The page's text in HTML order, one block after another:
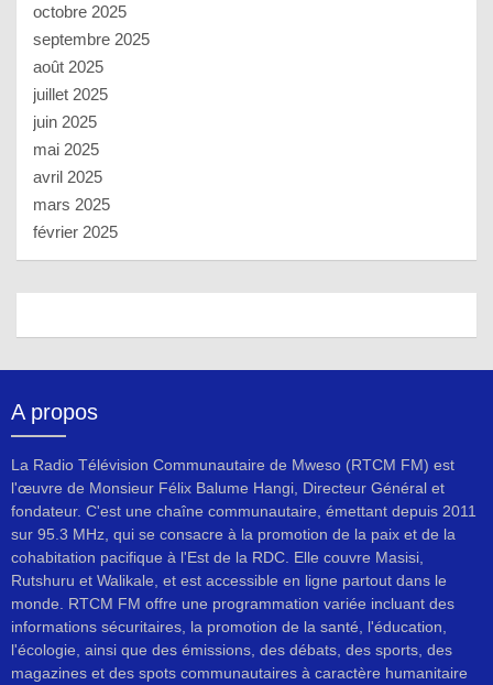
octobre 2025
septembre 2025
août 2025
juillet 2025
juin 2025
mai 2025
avril 2025
mars 2025
février 2025
A propos
La Radio Télévision Communautaire de Mweso (RTCM FM) est
l'œuvre de Monsieur Félix Balume Hangi, Directeur Général et
fondateur. C'est une chaîne communautaire, émettant depuis 2011
sur 95.3 MHz, qui se consacre à la promotion de la paix et de la
cohabitation pacifique à l'Est de la RDC. Elle couvre Masisi,
Rutshuru et Walikale, et est accessible en ligne partout dans le
monde. RTCM FM offre une programmation variée incluant des
informations sécuritaires, la promotion de la santé, l'éducation,
l'écologie, ainsi que des émissions, des débats, des sports, des
magazines et des spots communautaires à caractère humanitaire